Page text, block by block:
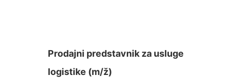
Prodajni predstavnik za usluge
logistike (m/ž)